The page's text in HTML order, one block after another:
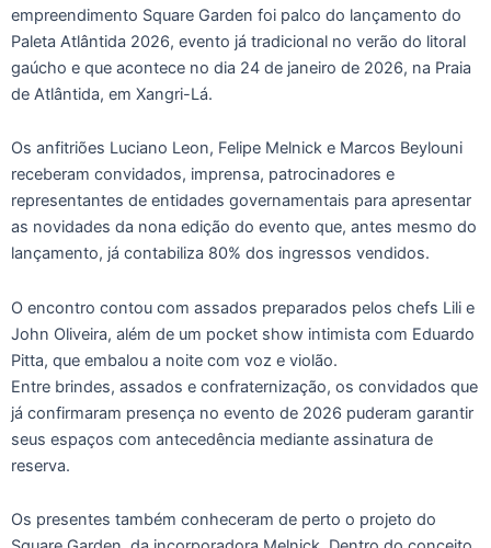
empreendimento Square Garden foi palco do lançamento do
Paleta Atlântida 2026, evento já tradicional no verão do litoral
gaúcho e que acontece no dia 24 de janeiro de 2026, na Praia
de Atlântida, em Xangri-Lá.
Os anfitriões Luciano Leon, Felipe Melnick e Marcos Beylouni
receberam convidados, imprensa, patrocinadores e
representantes de entidades governamentais para apresentar
as novidades da nona edição do evento que, antes mesmo do
lançamento, já contabiliza 80% dos ingressos vendidos.
O encontro contou com assados preparados pelos chefs Lili e
John Oliveira, além de um pocket show intimista com Eduardo
Pitta, que embalou a noite com voz e violão.
Entre brindes, assados e confraternização, os convidados que
já confirmaram presença no evento de 2026 puderam garantir
seus espaços com antecedência mediante assinatura de
reserva.
Os presentes também conheceram de perto o projeto do